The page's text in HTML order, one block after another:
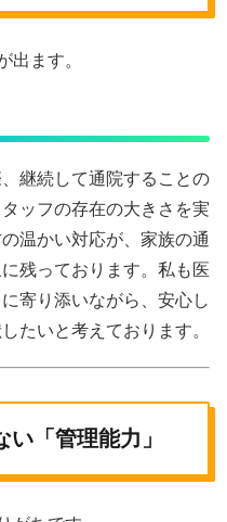
出ます。
継続して通院することの
ッフの存在の大きさを実
温かい対応が、家族の通
残っております。私も医
寄り添いながら、安心し
たいと考えております。
「管理能力」